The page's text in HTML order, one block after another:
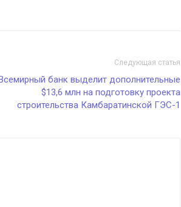
Следующая статья
банк выделит дополнительные
$13,6 млн на подготовку проекта
строительства Камбаратинской ГЭС-1